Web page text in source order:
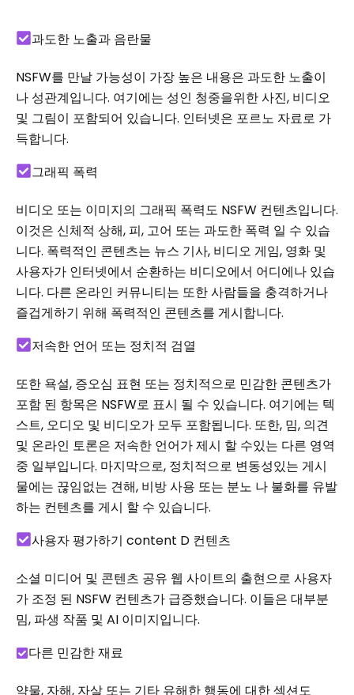
과도한 노출과 음란물
NSFW를 만날 가능성이 가장 높은 내용은 과도한 노출이
나 성관계입니다. 여기에는 성인 청중을위한 사진, 비디오
및 그림이 포함되어 있습니다. 인터넷은 포르노 자료로 가
득합니다.
그래픽 폭력
비디오 또는 이미지의 그래픽 폭력도 NSFW 컨텐츠입니다.
이것은 신체적 상해, 피, 고어 또는 과도한 폭력 일 수 있습
니다. 폭력적인 콘텐츠는 뉴스 기사, 비디오 게임, 영화 및
사용자가 인터넷에서 순환하는 비디오에서 어디에나 있습
니다. 다른 온라인 커뮤니티는 또한 사람들을 충격하거나
즐겁게하기 위해 폭력적인 콘텐츠를 게시합니다.
저속한 언어 또는 정치적 검열
또한 욕설, 증오심 표현 또는 정치적으로 민감한 콘텐츠가
포함 된 항목은 NSFW로 표시 될 수 있습니다. 여기에는 텍
스트, 오디오 및 비디오가 모두 포함됩니다. 또한, 밈, 의견
및 온라인 토론은 저속한 언어가 제시 할 수있는 다른 영역
중 일부입니다. 마지막으로, 정치적으로 변동성있는 게시
물에는 끊임없는 견해, 비방 사용 또는 분노 나 불화를 유발
하는 컨텐츠를 게시 할 수 있습니다.
사용자 평가하기 content D 컨텐츠
소셜 미디어 및 콘텐츠 공유 웹 사이트의 출현으로 사용자
가 조정 된 NSFW 컨텐츠가 급증했습니다. 이들은 대부분
밈, 파생 작품 및 AI 이미지입니다.
다른 민감한 재료
약물, 자해, 자살 또는 기타 유해한 행동에 대한 섹션도